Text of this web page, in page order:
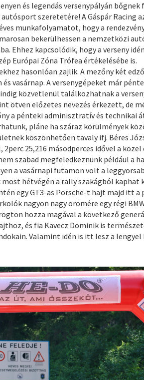
és legendás versenypályán
szeretetére! A Gáspár Racing
munkafolyamatot, hogy a
bekerülhessen a nemzetközi
Ehhez kapcsolódik, hogy a verseny
Európai Zóna Trófea értékelésébe is.
hasonlóan zajlik. A mezőny két
vasárnap. A versenygépeket már
közvetlenül találkozhatnak a
ötven előzetes nevezés érkezett, de
a pénteki adminisztratív és technikai
pláne ha száraz körülmények
köszönhetően tavaly ifj. Béres
25,216 másodperces idővel a
szabad megfeledkeznünk például a
a vasárnapi futamon volt a
hétvégén a rally szakágból
egy GT3-as Porsche-t hajt majd itt a
nagyon nagy örömére egy régi
hozza magával a következő
és fia Kavecz Dominik is
Valamint idén is itt lesz a lengyel